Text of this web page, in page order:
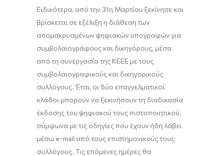
Ειδικότερα, από την 31η Μαρτίου ξεκίνησε και
βρίσκεται σε εξέλιξη η διάθεση των
απομακρυσμένων ψηφιακών υπογραφών για
συμβολαιογράφους και δικηγόρους, μέσα
από τη συνεργασία της ΚΕΕΕ με τους
συμβολαιογραφικούς και δικηγορικούς
συλλόγους. Έτσι, οι δύο επαγγελματικοί
κλάδοι μπορούν να ξεκινήσουν τη διαδικασία
έκδοσης του ψηφιακού τους πιστοποιητικού,
σύμφωνα με τις οδηγίες που έχουν ήδη λάβει
μέσω e-mail από τους επιστημονικούς τους
συλλόγους. Τις επόμενες ημέρες θα